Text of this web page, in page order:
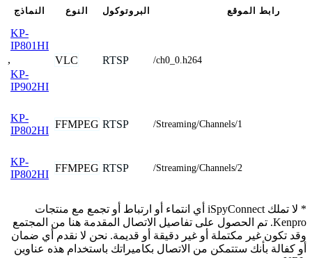
النماذج النوع البروتوكول رابط الموقع
KP-
IP801HI
,
KP-
IP902HI
VLC RTSP /ch0_0.h264
KP-
IP802HI
FFMPEG RTSP /Streaming/Channels/1
KP-
IP802HI
FFMPEG RTSP /Streaming/Channels/2
* لا تملك iSpyConnect أي انتماء أو ارتباط أو تجمع مع منتجات
Kenpro. تم الحصول على تفاصيل الاتصال المقدمة هنا من المجتمع
وقد تكون غير مكتملة أو غير دقيقة أو قديمة. نحن لا نقدم أي ضمان
أو كفالة بأنك ستتمكن من الاتصال بكاميراتك باستخدام هذه عناوين